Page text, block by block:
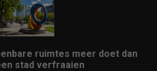
ruimtes meer doet dan
stad verfraaien